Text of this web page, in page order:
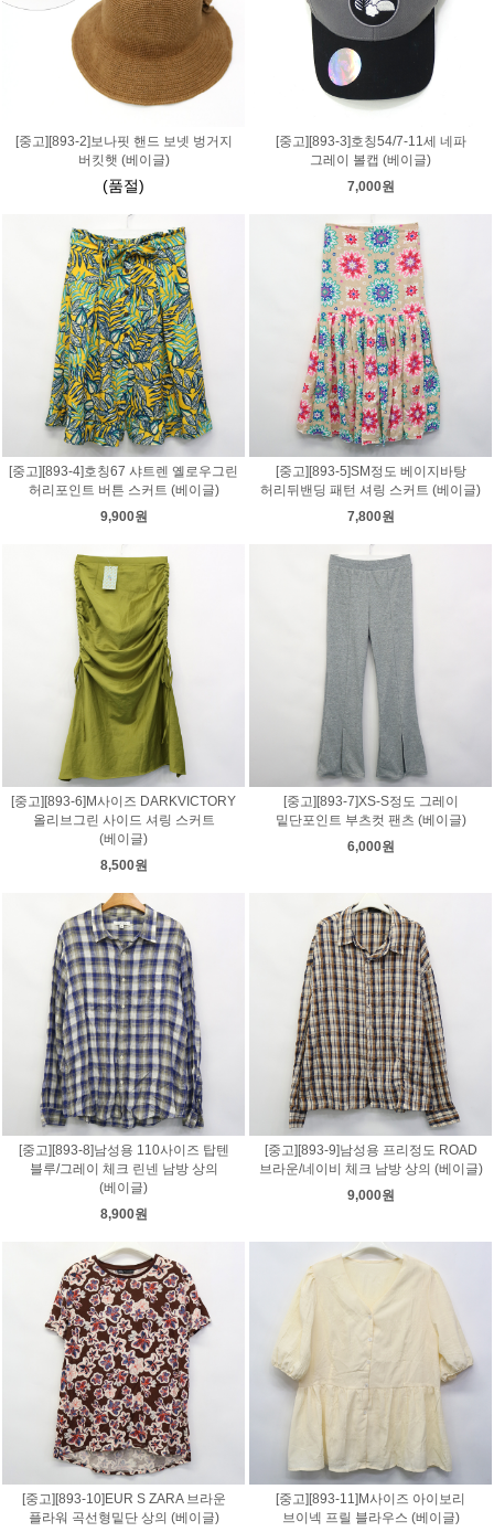
[중고][893-2]보나핏 핸드 보넷 벙거지
버킷햇 (베이글)
(품절)
[중고][893-3]호칭54/7-11세 네파
그레이 볼캡 (베이글)
7,000원
[중고][893-4]호칭67 샤트렌 옐로우그린
허리포인트 버튼 스커트 (베이글)
9,900원
[중고][893-5]SM정도 베이지바탕
허리뒤밴딩 패턴 셔링 스커트 (베이글)
7,800원
[중고][893-6]M사이즈 DARKVICTORY
올리브그린 사이드 셔링 스커트
(베이글)
8,500원
[중고][893-7]XS-S정도 그레이
밑단포인트 부츠컷 팬츠 (베이글)
6,000원
[중고][893-8]남성용 110사이즈 탑텐
블루/그레이 체크 린넨 남방 상의
(베이글)
8,900원
[중고][893-9]남성용 프리정도 ROAD
브라운/네이비 체크 남방 상의 (베이글)
9,000원
[중고][893-10]EUR S ZARA 브라운
플라워 곡선형밑단 상의 (베이글)
[중고][893-11]M사이즈 아이보리
브이넥 프릴 블라우스 (베이글)